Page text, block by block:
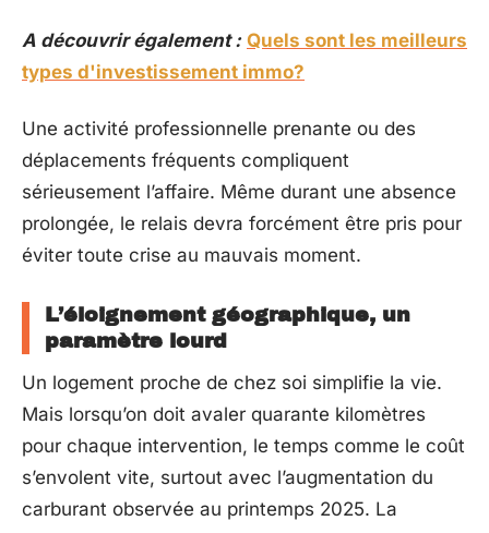
A découvrir également : Quels sont les meilleurs
types d'investissement immo?
Une activité professionnelle prenante ou des
déplacements fréquents compliquent
sérieusement l’affaire. Même durant une absence
prolongée, le relais devra forcément être pris pour
éviter toute crise au mauvais moment.
L’éloignement géographique, un
paramètre lourd
Un logement proche de chez soi simplifie la vie.
Mais lorsqu’on doit avaler quarante kilomètres
pour chaque intervention, le temps comme le coût
s’envolent vite, surtout avec l’augmentation du
carburant observée au printemps 2025. La